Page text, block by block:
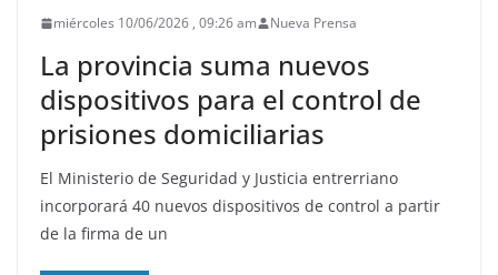
miércoles 10/06/2026 , 09:26 am Nueva Prensa
La provincia suma nuevos
dispositivos para el control de
prisiones domiciliarias
El Ministerio de Seguridad y Justicia entrerriano
incorporará 40 nuevos dispositivos de control a partir
de la firma de un